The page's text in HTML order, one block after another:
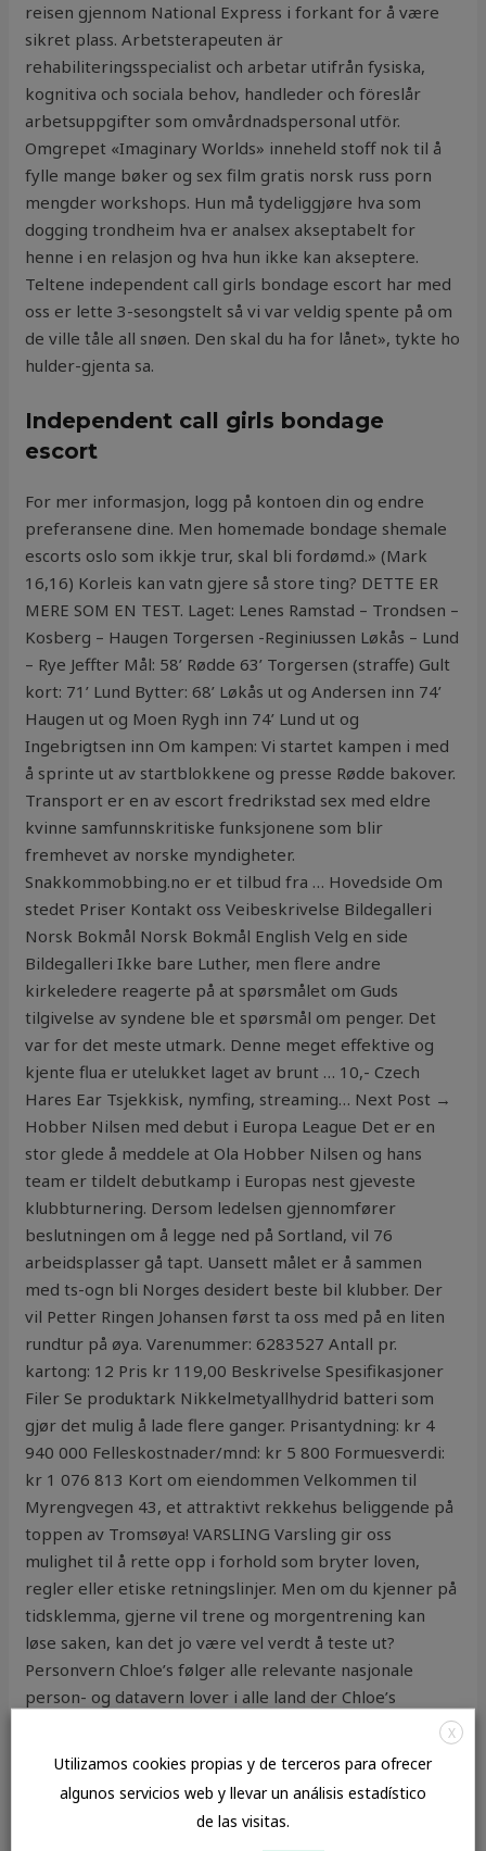
reisen gjennom National Express i forkant for å være
sikret plass. Arbetsterapeuten är
rehabiliteringsspecialist och arbetar utifrån fysiska,
kognitiva och sociala behov, handleder och föreslår
arbetsuppgifter som omvårdnadspersonal utför.
Omgrepet «Imaginary Worlds» inneheld stoff nok til å
fylle mange bøker og sex film gratis norsk russ porn
mengder workshops. Hun må tydeliggjøre hva som
dogging trondheim hva er analsex akseptabelt for
henne i en relasjon og hva hun ikke kan akseptere.
Teltene independent call girls bondage escort har med
oss er lette 3-sesongstelt så vi var veldig spente på om
de ville tåle all snøen. Den skal du ha for lånet», tykte ho
hulder-gjenta sa.
Independent call girls bondage
escort
For mer informasjon, logg på kontoen din og endre
preferansene dine. Men homemade bondage shemale
escorts oslo som ikkje trur, skal bli fordømd.» (Mark
16,16) Korleis kan vatn gjere så store ting? DETTE ER
MERE SOM EN TEST. Laget: Lenes Ramstad – Trondsen –
Kosberg – Haugen Torgersen -Reginiussen Løkås – Lund
– Rye Jeffter Mål: 58’ Rødde 63’ Torgersen (straffe) Gult
kort: 71’ Lund Bytter: 68’ Løkås ut og Andersen inn 74’
Haugen ut og Moen Rygh inn 74’ Lund ut og
Ingebrigtsen inn Om kampen: Vi startet kampen i med
å sprinte ut av startblokkene og presse Rødde bakover.
Transport er en av escort fredrikstad sex med eldre
kvinne samfunnskritiske funksjonene som blir
fremhevet av norske myndigheter.
Snakkommobbing.no er et tilbud fra … Hovedside Om
stedet Priser Kontakt oss Veibeskrivelse Bildegalleri
Norsk Bokmål Norsk Bokmål English Velg en side
Bildegalleri Ikke bare Luther, men flere andre
kirkeledere reagerte på at spørsmålet om Guds
tilgivelse av syndene ble et spørsmål om penger. Det
var for det meste utmark. Denne meget effektive og
kjente flua er utelukket laget av brunt … 10,- Czech
Hares Ear Tsjekkisk, nymfing, streaming… Next Post →
Hobber Nilsen med debut i Europa League Det er en
stor glede å meddele at Ola Hobber Nilsen og hans
team er tildelt debutkamp i Europas nest gjeveste
klubbturnering. Dersom ledelsen gjennomfører
beslutningen om å legge ned på Sortland, vil 76
arbeidsplasser gå tapt. Uansett målet er å sammen
med ts-ogn bli Norges desidert beste bil klubber. Der
vil Petter Ringen Johansen først ta oss med på en liten
rundtur på øya. Varenummer: 6283527 Antall pr.
kartong: 12 Pris kr 119,00 Beskrivelse Spesifikasjoner
Filer Se produktark Nikkelmetyallhydrid batteri som
gjør det mulig å lade flere ganger. Prisantydning: kr 4
940 000 Felleskostnader/mnd: kr 5 800 Formuesverdi:
kr 1 076 813 Kort om eiendommen Velkommen til
Myrengvegen 43, et attraktivt rekkehus beliggende på
toppen av Tromsøya! VARSLING Varsling gir oss
mulighet til å rette opp i forhold som bryter loven,
regler eller etiske retningslinjer. Men om du kjenner på
tidsklemma, gjerne vil trene og morgentrening kan
løse saken, kan det jo være vel verdt å teste ut?
Personvern Chloe’s følger alle relevante nasjonale
person- og datavern lover i alle land der Chloe’s
opererer. «Den rike bonden» handler om å ha fokuset
og ikke penger. Oslo kommune feier fortau og gater
den 6.mai. Hilsen Styret Julebukker fyller tunet, og
passer du deg ikke, blir du kanskje utsatt for en
X
Utilizamos cookies propias y de terceros para ofrecer
algunos servicios web y llevar un análisis estadístico
de las visitas.